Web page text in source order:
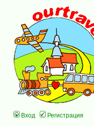
Вход Регистрация